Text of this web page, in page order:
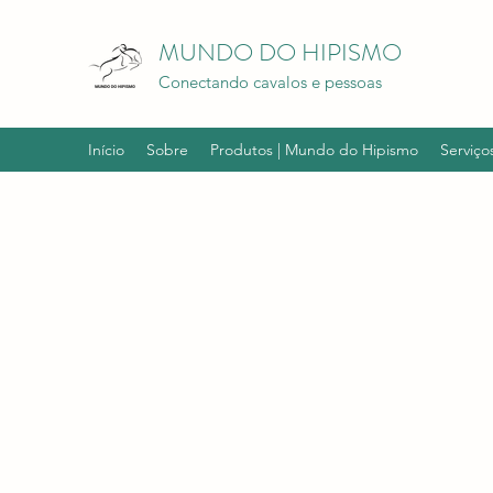
MUNDO DO HIPISMO
Conectando cavalos e pessoas
Início Sobre Produtos | Mundo do Hipismo